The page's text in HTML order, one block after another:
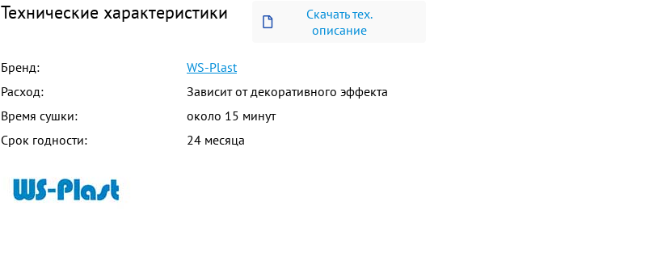
Технические характеристики
Скачать тех.
описание
Бренд:
WS-Plast
Расход:
Зависит от декоративного эффекта
Время сушки:
около 15 минут
Срок годности:
24 месяца